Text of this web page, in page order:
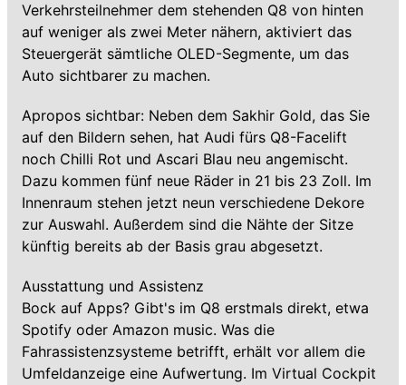
Verkehrsteilnehmer dem stehenden Q8 von hinten
auf weniger als zwei Meter nähern, aktiviert das
Steuergerät sämtliche OLED-Segmente, um das
Auto sichtbarer zu machen.
Apropos sichtbar: Neben dem Sakhir Gold, das Sie
auf den Bildern sehen, hat Audi fürs Q8-Facelift
noch Chilli Rot und Ascari Blau neu angemischt.
Dazu kommen fünf neue Räder in 21 bis 23 Zoll. Im
Innenraum stehen jetzt neun verschiedene Dekore
zur Auswahl. Außerdem sind die Nähte der Sitze
künftig bereits ab der Basis grau abgesetzt.
Ausstattung und Assistenz
Bock auf Apps? Gibt's im Q8 erstmals direkt, etwa
Spotify oder Amazon music. Was die
Fahrassistenzsysteme betrifft, erhält vor allem die
Umfeldanzeige eine Aufwertung. Im Virtual Cockpit